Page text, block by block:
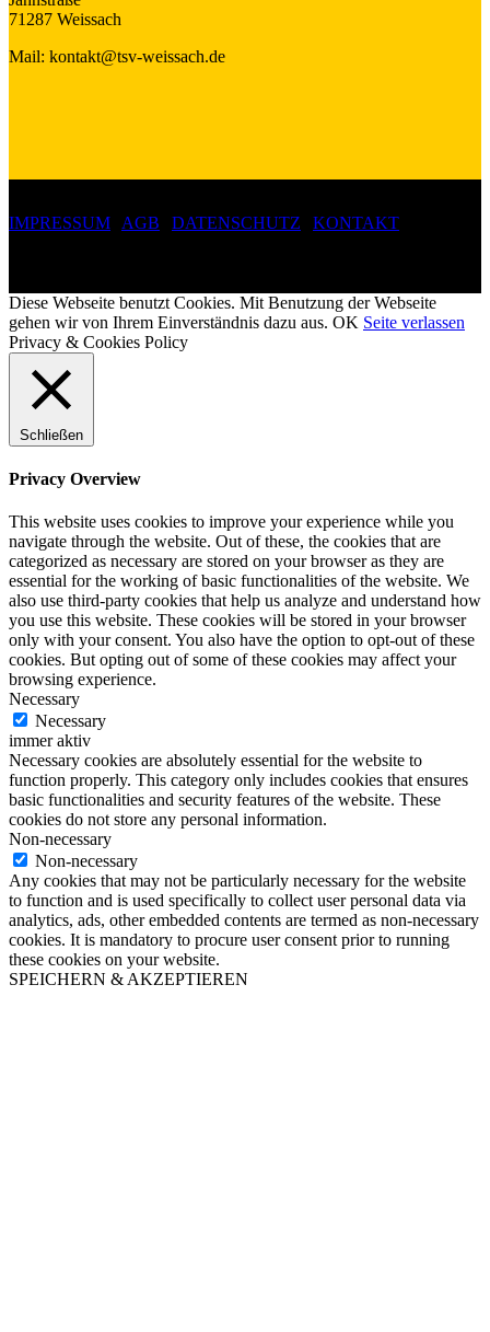
71287 Weissach
Mail: kontakt@tsv-weissach.de
IMPRESSUM AGB DATENSCHUTZ
KONTAKT
Diese Webseite benutzt Cookies. Mit Benutzung der Webseite
gehen wir von Ihrem Einverständnis dazu aus. OK Seite verlassen
Privacy & Cookies Policy
Schließen
Privacy Overview
This website uses cookies to improve your experience while you
navigate through the website. Out of these, the cookies that are
categorized as necessary are stored on your browser as they are
essential for the working of basic functionalities of the website. We
also use third-party cookies that help us analyze and understand how
you use this website. These cookies will be stored in your browser
only with your consent. You also have the option to opt-out of these
cookies. But opting out of some of these cookies may affect your
browsing experience.
Necessary
Necessary
immer aktiv
Necessary cookies are absolutely essential for the website to
function properly. This category only includes cookies that ensures
basic functionalities and security features of the website. These
cookies do not store any personal information.
Non-necessary
Non-necessary
Any cookies that may not be particularly necessary for the website
to function and is used specifically to collect user personal data via
analytics, ads, other embedded contents are termed as non-necessary
cookies. It is mandatory to procure user consent prior to running
these cookies on your website.
SPEICHERN & AKZEPTIEREN